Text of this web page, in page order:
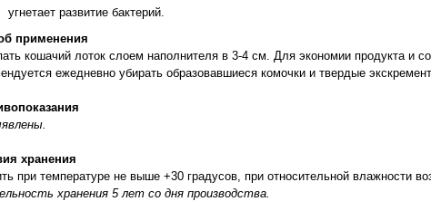
угнетает развитие бактерий.
применения
кошачий лоток слоем наполнителя в 3-4 см. Для экономии продукта и
ежедневно убирать образовавшиеся комочки и твердые
хранения
при температуре не выше +30 градусов, при относительной влажности
хранения 5 лет со дня производства.